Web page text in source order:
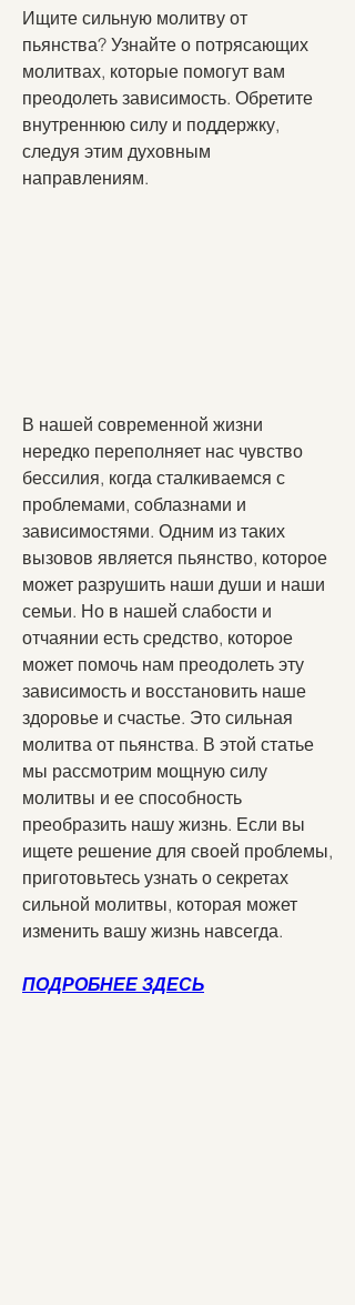
Ищите сильную молитву от
пьянства? Узнайте о потрясающих
молитвах, которые помогут вам
преодолеть зависимость. Обретите
внутреннюю силу и поддержку,
следуя этим духовным
направлениям.
В нашей современной жизни
нередко переполняет нас чувство
бессилия, когда сталкиваемся с
проблемами, соблазнами и
зависимостями. Одним из таких
вызовов является пьянство, которое
может разрушить наши души и наши
семьи. Но в нашей слабости и
отчаянии есть средство, которое
может помочь нам преодолеть эту
зависимость и восстановить наше
здоровье и счастье. Это сильная
молитва от пьянства. В этой статье
мы рассмотрим мощную силу
молитвы и ее способность
преобразить нашу жизнь. Если вы
ищете решение для своей проблемы,
приготовьтесь узнать о секретах
сильной молитвы, которая может
изменить вашу жизнь навсегда.
ПОДРОБНЕЕ ЗДЕСЬ